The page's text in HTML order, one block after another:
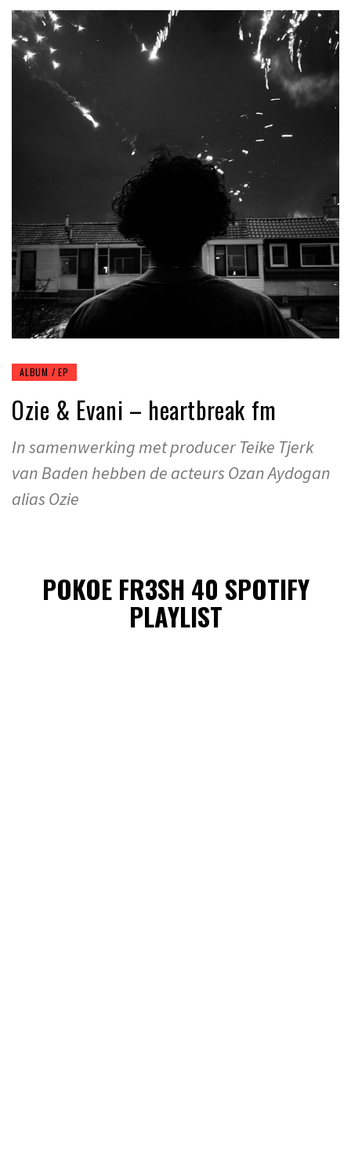
ALBUM / EP
Ozie & Evani – heartbreak fm
In samenwerking met producer Teike Tjerk
van Baden hebben de acteurs Ozan Aydogan
alias Ozie
POKOE FR3SH 40 SPOTIFY
PLAYLIST